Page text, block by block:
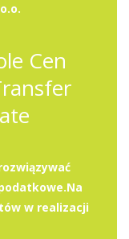
Cen
w realizacji